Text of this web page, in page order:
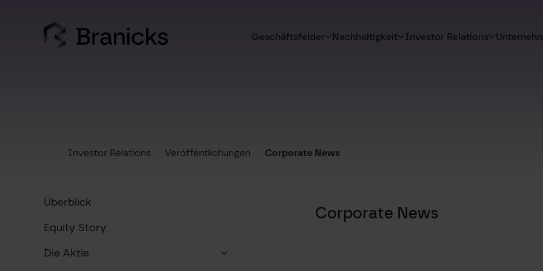
Geschäftsfelder Nachhaltigkeit Investor Relations
Investor Relations Veröffentlichungen Corporate News
Überblick
Equity Story
Die Aktie
Corporate News